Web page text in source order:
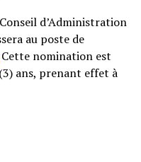
d’Administration
au poste de
nomination est
ans, prenant effet à